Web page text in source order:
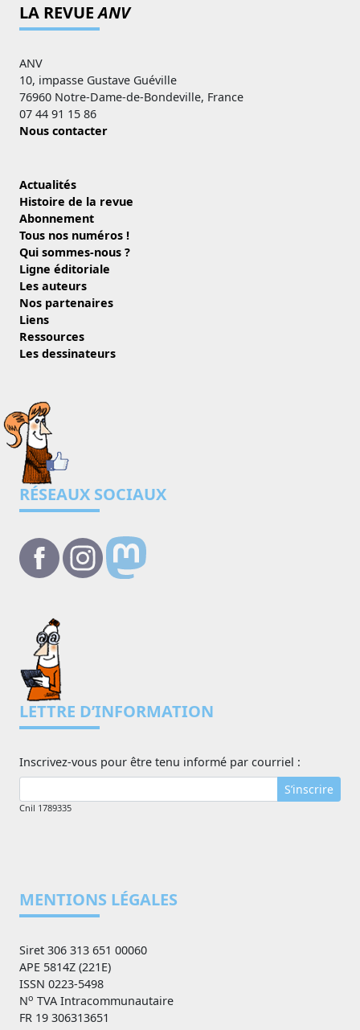
LA REVUEANV
ANV
10, impasse Gustave Guéville
76960 Notre-Dame-de-Bondeville, France
07 44 91 15 86
Nous contacter
Actualités
Histoire de la revue
Abonnement
Tous nos numéros !
Qui sommes-nous ?
Ligne éditoriale
Les auteurs
Nos partenaires
Liens
Ressources
Les dessinateurs
RÉSEAUX SOCIAUX
LETTRE D’INFORMATION
Inscrivez-vous pour être tenu informé par courriel :
S’inscrire
Cnil 1789335
MENTIONS LÉGALES
Siret 306 313 651 00060
APE 5814Z (221E)
ISSN 0223-5498
No TVA Intracommunautaire
FR 19 306313651